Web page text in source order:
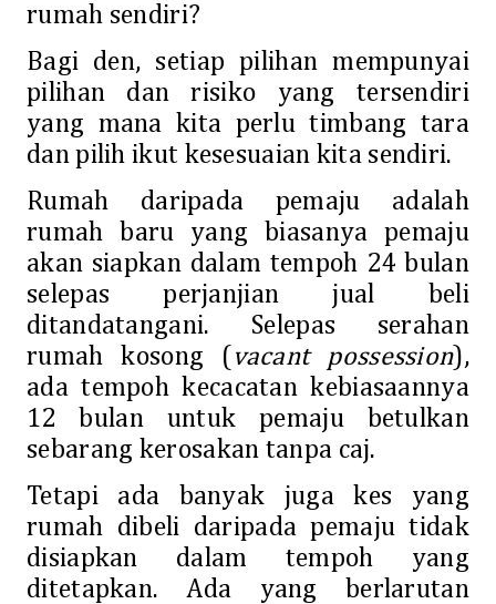
rumah sendiri?
Bagi den, setiap pilihan mempunyai
pilihan dan risiko yang tersendiri
yang mana kita perlu timbang tara
dan pilih ikut kesesuaian kita sendiri.
Rumah daripada pemaju adalah
rumah baru yang biasanya pemaju
akan siapkan dalam tempoh 24 bulan
selepas perjanjian jual beli
ditandatangani. Selepas serahan
rumah kosong ( vacant possession),
ada tempoh kecacatan kebiasaannya
12 bulan untuk pemaju betulkan
sebarang kerosakan tanpa caj.
Tetapi ada banyak juga kes yang
rumah dibeli daripada pemaju tidak
disiapkan dalam tempoh yang
ditetapkan. Ada yang berlarutan